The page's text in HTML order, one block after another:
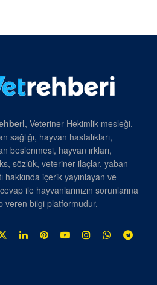
, Veteriner Hekimlik mesleği,
sağlığı, hayvan hastalıkları,
beslenmesi, hayvan ırkları,
sözlük, veteriner ilaçlar, yaban
hakkında içerik yayınlayan ve
ile hayvanlarınızın sorunlarına
veren bilgi platformudur.